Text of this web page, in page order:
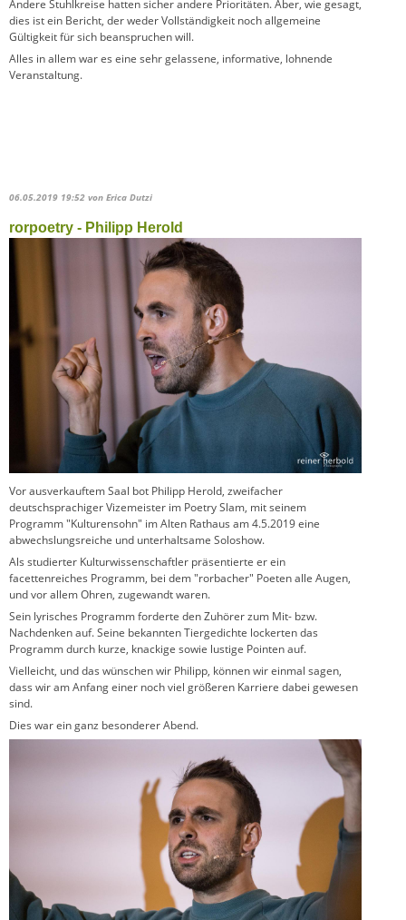
Andere Stuhlkreise hatten sicher andere Prioritäten. Aber, wie gesagt,
dies ist ein Bericht, der weder Vollständigkeit noch allgemeine
Gültigkeit für sich beanspruchen will.
Alles in allem war es eine sehr gelassene, informative, lohnende
Veranstaltung.
06.05.2019 19:52 von Erica Dutzi
rorpoetry - Philipp Herold
Vor ausverkauftem Saal bot Philipp Herold, zweifacher
deutschsprachiger Vizemeister im Poetry Slam, mit seinem
Programm "Kulturensohn" im Alten Rathaus am 4.5.2019 eine
abwechslungsreiche und unterhaltsame Soloshow.
Als studierter Kulturwissenschaftler präsentierte er ein
facettenreiches Programm, bei dem "rorbacher" Poeten alle Augen,
und vor allem Ohren, zugewandt waren.
Sein lyrisches Programm forderte den Zuhörer zum Mit- bzw.
Nachdenken auf. Seine bekannten Tiergedichte lockerten das
Programm durch kurze, knackige sowie lustige Pointen auf.
Vielleicht, und das wünschen wir Philipp, können wir einmal sagen,
dass wir am Anfang einer noch viel größeren Karriere dabei gewesen
sind.
Dies war ein ganz besonderer Abend.